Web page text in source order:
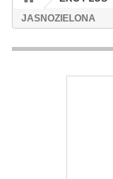
JASNOZIELONA